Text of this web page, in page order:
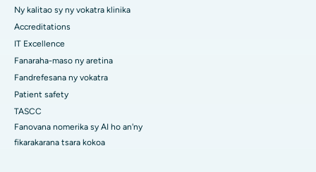
Ny kalitao sy ny vokatra klinika
Accreditations
IT Excellence
Fanaraha-maso ny aretina
Fandrefesana ny vokatra
Patient safety
TASCC
Fanovana nomerika sy AI ho an'ny
fikarakarana tsara kokoa